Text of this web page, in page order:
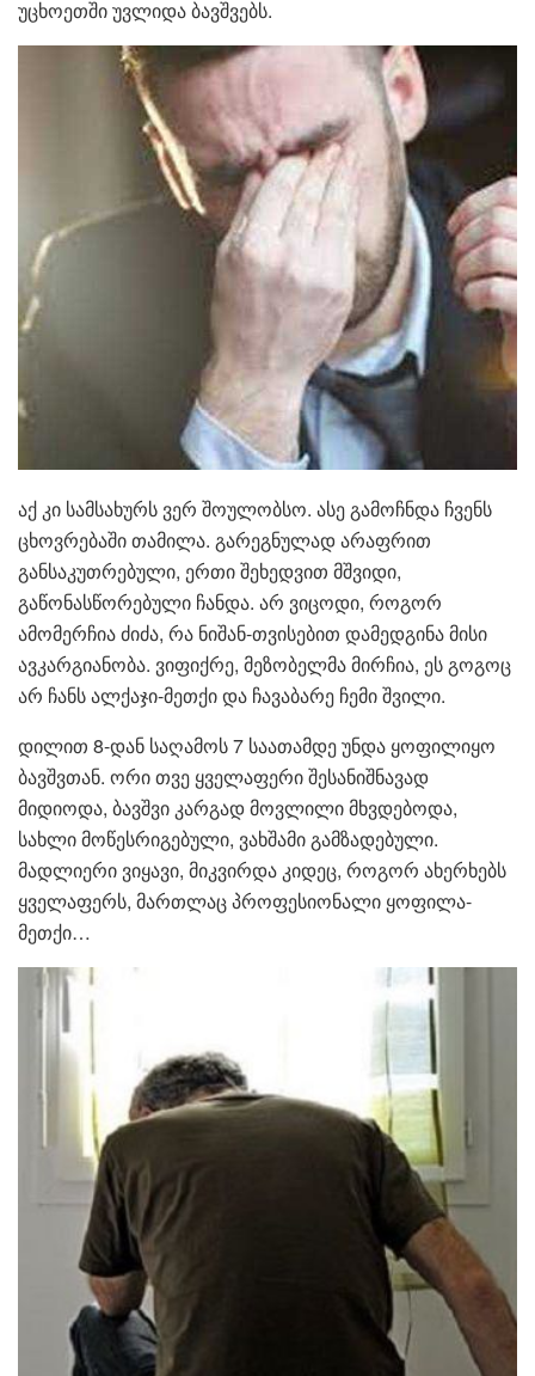
უცხოეთში უვლიდა ბავშვებს.
აქ კი სამსახურს ვერ შოულობსო. ასე გამოჩნდა ჩვენს
ცხოვრებაში თამილა. გარეგნულად არაფრით
განსაკუთრებული, ერთი შეხედვით მშვიდი,
გაწონასწორებული ჩანდა. არ ვიცოდი, როგორ
ამომერჩია ძიძა, რა ნიშან-თვისებით დამედგინა მისი
ავკარგიანობა. ვიფიქრე, მეზობელმა მირჩია, ეს გოგოც
არ ჩანს ალქაჯი-მეთქი და ჩავაბარე ჩემი შვილი.
დილით 8-დან საღამოს 7 საათამდე უნდა ყოფილიყო
ბავშვთან. ორი თვე ყველაფერი შესანიშნავად
მიდიოდა, ბავშვი კარგად მოვლილი მხვდებოდა,
სახლი მოწესრიგებული, ვახშამი გამზადებული.
მადლიერი ვიყავი, მიკვირდა კიდეც, როგორ ახერხებს
ყველაფერს, მართლაც პროფესიონალი ყოფილა-
მეთქი…